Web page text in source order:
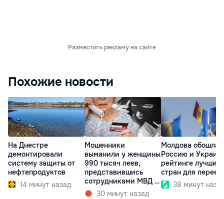
Разместить рекламу на сайте
Похожие новости
На Днестре
демонтировали
систему защиты от
нефтепродуктов
14 минут назад
Мошенники
выманили у женщины
990 тысяч леев,
представившись
сотрудниками МВД и
СИБ30 минут назад
Молдова обошла
Россию и
рейтинге лучших
стран для
38 минут